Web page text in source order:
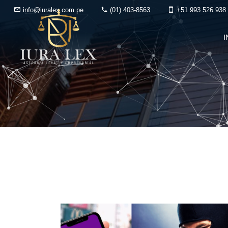
info@iuralex.com.pe (01) 403-8563 +51 993 526 938